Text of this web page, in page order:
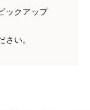
ックアップ
い。